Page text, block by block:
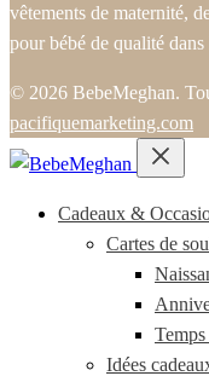
vêtements de maternité,
pour bébé de qualité
© 2026 BebeMeghan.
pacifiquemarketing.com
Cadeaux &
Cartes de
Temps
Idées